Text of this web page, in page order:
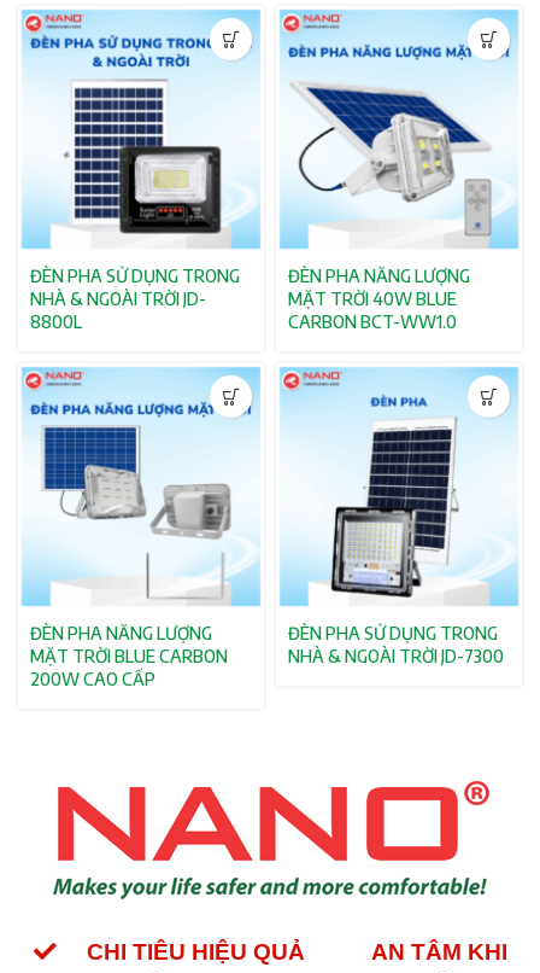
ĐÈN PHA SỬ DỤNG TRONG
NHÀ & NGOÀI TRỜI JD-
8800L
ĐÈN PHA NĂNG LƯỢNG
MẶT TRỜI 40W BLUE
CARBON BCT-WW1.0
ĐÈN PHA NĂNG LƯỢNG
MẶT TRỜI BLUE CARBON
200W CAO CẤP
ĐÈN PHA SỬ DỤNG TRONG
NHÀ & NGOÀI TRỜI JD-7300
CHI TIÊU HIỆU QUẢ
AN TÂM KHI